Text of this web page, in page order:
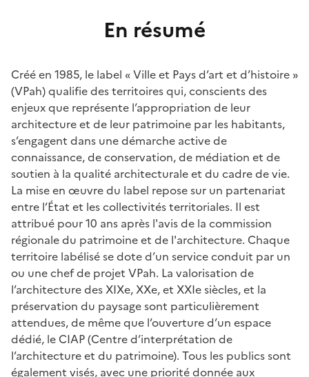
En résumé
Créé en 1985, le label « Ville et Pays d’art et d’histoire »
(VPah) qualifie des territoires qui, conscients des
enjeux que représente l’appropriation de leur
architecture et de leur patrimoine par les habitants,
s’engagent dans une démarche active de
connaissance, de conservation, de médiation et de
soutien à la qualité architecturale et du cadre de vie.
La mise en œuvre du label repose sur un partenariat
entre l’État et les collectivités territoriales. Il est
attribué pour 10 ans après l'avis de la commission
régionale du patrimoine et de l'architecture. Chaque
territoire labélisé se dote d’un service conduit par un
ou une chef de projet VPah. La valorisation de
l’architecture des XIXe, XXe, et XXIe siècles, et la
préservation du paysage sont particulièrement
attendues, de même que l’ouverture d’un espace
dédié, le CIAP (Centre d’interprétation de
l’architecture et du patrimoine). Tous les publics sont
également visés, avec une priorité donnée aux